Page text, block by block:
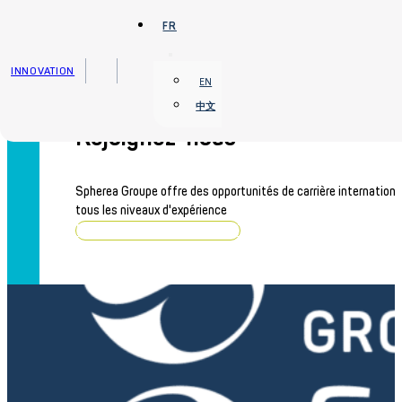
Passer au contenu principal Passer au pied de page
INNOVATION
FR
EN
中文
Rejoignez-nous
Spherea Groupe offre des opportunités de carrière
tous les niveaux d'expérience
Parcourir les offres d'emploi